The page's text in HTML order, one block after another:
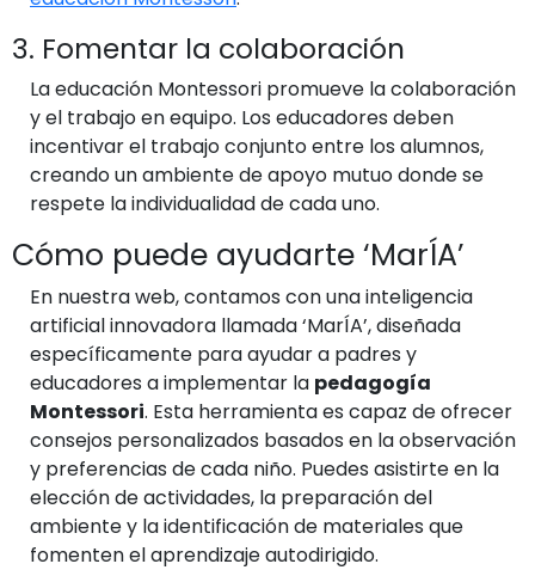
3. Fomentar la colaboración
La educación Montessori promueve la colaboración
y el trabajo en equipo. Los educadores deben
incentivar el trabajo conjunto entre los alumnos,
creando un ambiente de apoyo mutuo donde se
respete la individualidad de cada uno.
Cómo puede ayudarte ‘MarÍA’
En nuestra web, contamos con una inteligencia
artificial innovadora llamada ‘MarÍA’, diseñada
específicamente para ayudar a padres y
educadores a implementar la pedagogía
Montessori. Esta herramienta es capaz de ofrecer
consejos personalizados basados en la observación
y preferencias de cada niño. Puedes asistirte en la
elección de actividades, la preparación del
ambiente y la identificación de materiales que
fomenten el aprendizaje autodirigido.